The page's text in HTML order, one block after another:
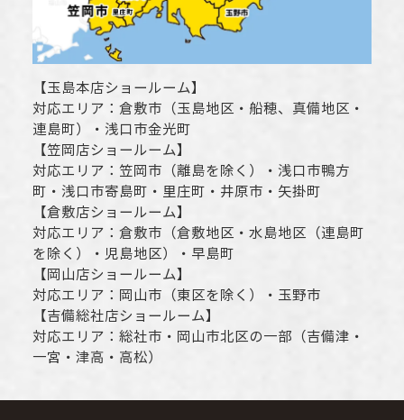
【玉島本店ショールーム】
対応エリア： 倉敷市 （玉島地区・船穂、真備地区・
連島町）・ 浅口市金光町
【笠岡店ショールーム】
対応エリア： 笠岡市（離島を除く） ・ 浅口市鴨方
町・ 浅口市寄島町・里庄町・ 井原市 ・矢掛町
【倉敷店ショールーム】
対応エリア： 倉敷市 （倉敷地区・水島地区（連島町
を除く）・児島地区）・早島町
【岡山店ショールーム】
対応エリア： 岡山市 （東区を除く）・玉野市
【吉備総社店ショールーム】
対応エリア： 総社市 ・ 岡山市北区の一部（吉備津・
一宮・津高・高松）